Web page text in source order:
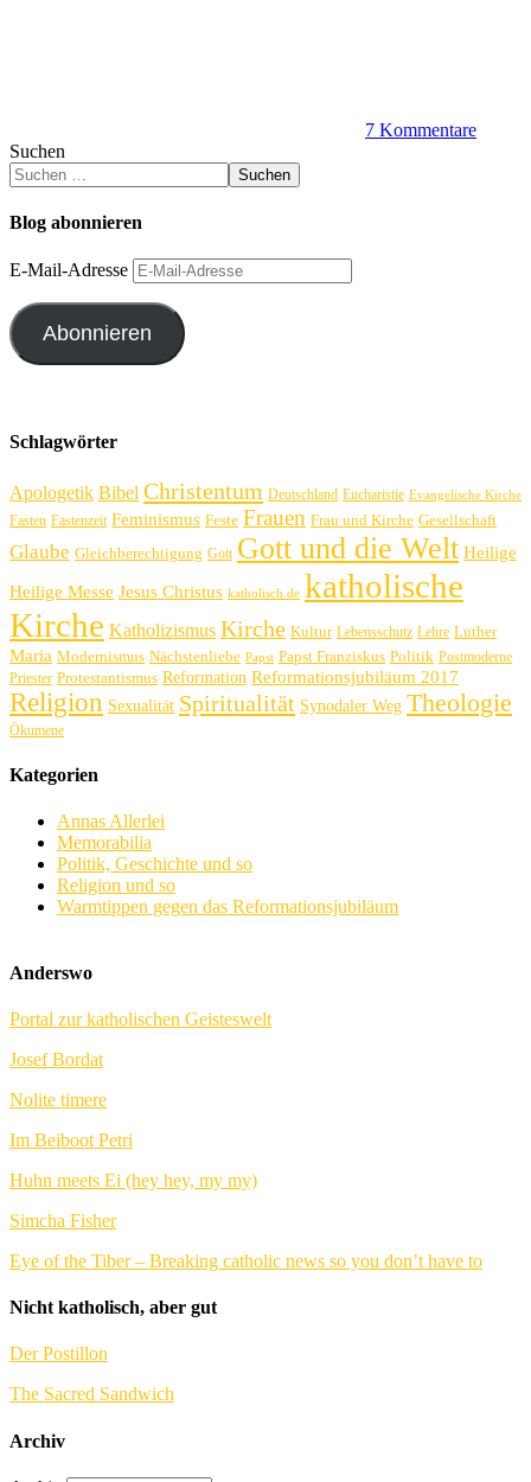
7 Kommentare
Suchen
Suchen
Blog abonnieren
E-Mail-Adresse
Abonnieren
Schlagwörter
Apologetik Bibel Christentum Deutschland Eucharistie Evangelische Kirche
Fasten Fastenzeit Feminismus Feste Frauen Frau und Kirche Gesellschaft
Glaube Gleichberechtigung Gott Gott und die Welt Heilige
Heilige Messe Jesus Christus katholisch.de katholische
Kirche Katholizismus Kirche Kultur Lebensschutz Lehre Luther
Maria Modernismus Nächstenliebe Papst Papst Franziskus Politik Postmoderne
Priester Protestantismus Reformation Reformationsjubiläum 2017
Religion Sexualität Spiritualität Synodaler Weg Theologie
Ökumene
Kategorien
Annas Allerlei
Memorabilia
Politik, Geschichte und so
Religion und so
Warmtippen gegen das Reformationsjubiläum
Anderswo
Portal zur katholischen Geisteswelt
Josef Bordat
Nolite timere
Im Beiboot Petri
Huhn meets Ei (hey hey, my my)
Simcha Fisher
Eye of the Tiber – Breaking catholic news so you don’t have to
Nicht katholisch, aber gut
Der Postillon
The Sacred Sandwich
Archiv